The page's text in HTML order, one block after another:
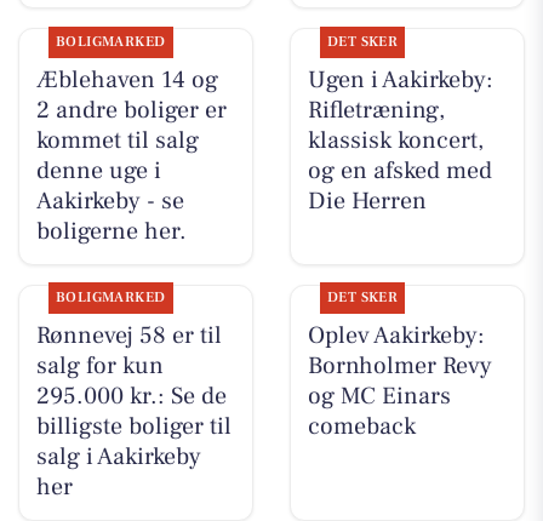
BOLIGMARKED
Æblehaven 14 og
2 andre boliger er
kommet til salg
denne uge i
Aakirkeby - se
boligerne her.
DET SKER
Ugen i Aakirkeby:
Rifletræning,
klassisk koncert,
og en afsked med
Die Herren
BOLIGMARKED
Rønnevej 58 er til
salg for kun
295.000 kr.: Se de
billigste boliger til
salg i Aakirkeby
her
DET SKER
Oplev Aakirkeby:
Bornholmer Revy
og MC Einars
comeback